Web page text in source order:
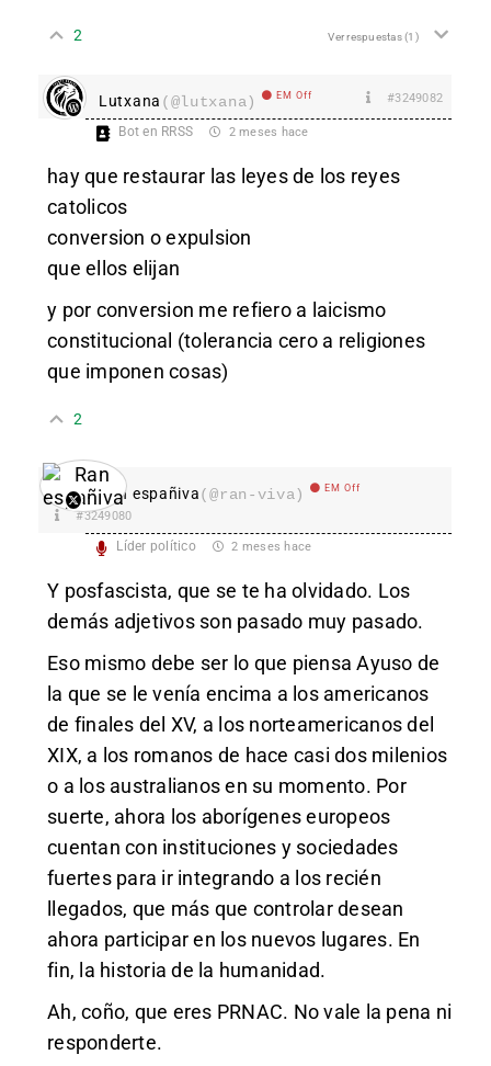
2 Ver respuestas(1)
Lutxana (@lutxana) EM Off #3249082
Bot en RRSS 2 meses hace
hay que restaurar las leyes de los reyes
catolicos
conversion o expulsion
que ellos elijan
y por conversion me refiero a laicismo
constitucional (tolerancia cero a religiones
que imponen cosas)
2
Ran españiva(@ran-viva) EM Off
#3249080
Líder político 2 meses hace
Y posfascista, que se te ha olvidado. Los
demás adjetivos son pasado muy pasado.
Eso mismo debe ser lo que piensa Ayuso de
la que se le venía encima a los americanos
de finales del XV, a los norteamericanos del
XIX, a los romanos de hace casi dos milenios
o a los australianos en su momento. Por
suerte, ahora los aborígenes europeos
cuentan con instituciones y sociedades
fuertes para ir integrando a los recién
llegados, que más que controlar desean
ahora participar en los nuevos lugares. En
fin, la historia de la humanidad.
Ah, coño, que eres PRNAC. No vale la pena ni
responderte.